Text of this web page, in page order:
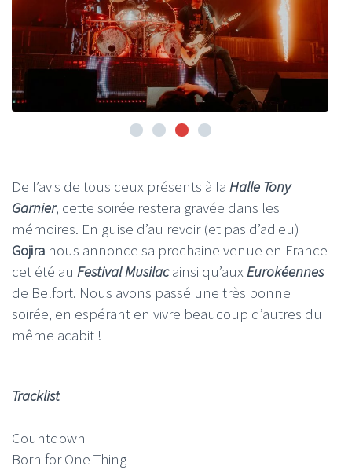
De l’avis de tous ceux présents à la Halle Tony
Garnier, cette soirée restera gravée dans les
mémoires. En guise d’au revoir (et pas d’adieu)
Gojira nous annonce sa prochaine venue en France
cet été au Festival Musilacainsi qu’auxEurokéennes
de Belfort. Nous avons passé une très bonne
soirée, en espérant en vivre beaucoup d’autres du
même acabit !
Tracklist
Countdown
Born for One Thing